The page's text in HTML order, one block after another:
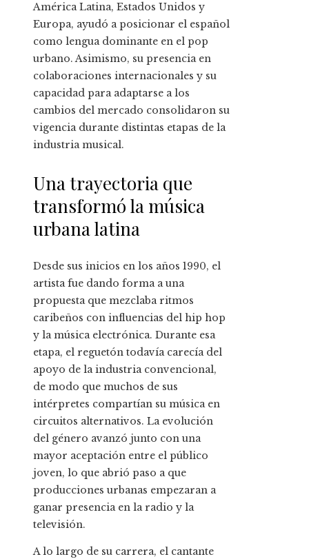
América Latina, Estados Unidos y
Europa, ayudó a posicionar el español
como lengua dominante en el pop
urbano. Asimismo, su presencia en
colaboraciones internacionales y su
capacidad para adaptarse a los
cambios del mercado consolidaron su
vigencia durante distintas etapas de la
industria musical.
Una trayectoria que
transformó la música
urbana latina
Desde sus inicios en los años 1990, el
artista fue dando forma a una
propuesta que mezclaba ritmos
caribeños con influencias del hip hop
y la música electrónica. Durante esa
etapa, el reguetón todavía carecía del
apoyo de la industria convencional,
de modo que muchos de sus
intérpretes compartían su música en
circuitos alternativos. La evolución
del género avanzó junto con una
mayor aceptación entre el público
joven, lo que abrió paso a que
producciones urbanas empezaran a
ganar presencia en la radio y la
televisión.
A lo largo de su carrera, el cantante